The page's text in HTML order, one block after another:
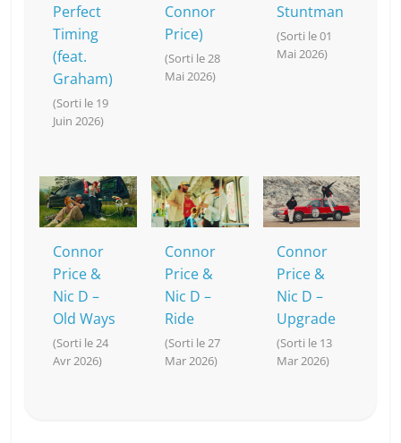
Perfect
Timing
(feat.
Graham)
(Sorti le 19
Juin 2026)
Connor
Price)
(Sorti le 28
Mai 2026)
Stuntman
(Sorti le 01
Mai 2026)
Connor
Price &
Nic D –
Old Ways
(Sorti le 24
Avr 2026)
Connor
Price &
Nic D –
Ride
(Sorti le 27
Mar 2026)
Connor
Price &
Nic D –
Upgrade
(Sorti le 13
Mar 2026)